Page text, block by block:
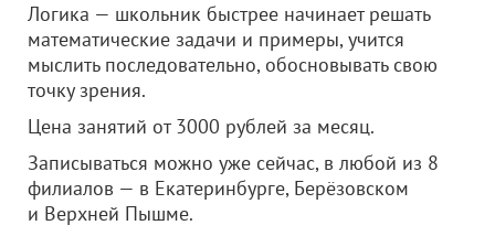
Логика — школьник быстрее начинает решать
математические задачи и примеры, учится
мыслить последовательно, обосновывать свою
точку зрения.
Цена занятий от 3000 рублей за месяц.
Записываться можно уже сейчас, в любой из 8
филиалов — в Екатеринбурге, Берёзовском
и Верхней Пышме.